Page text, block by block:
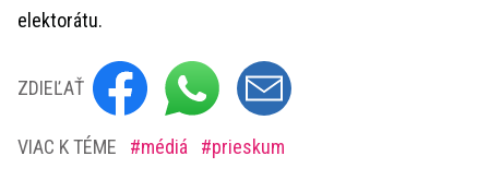
elektorátu.
ZDIEĽAŤ
VIAC K TÉME médiá prieskum